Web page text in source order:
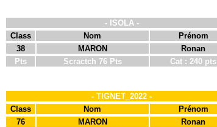
- ISOLA -
Class
Nom Prénom
38
MARON Ronan
Pts
Scractch 76 Pts Cat : 240 pts
- TIGNET_2022 -
Class
Nom Prénom
76
MARON Ronan